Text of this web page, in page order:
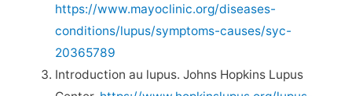
https://www.mayoclinic.org/diseases-
conditions/lupus/symptoms-causes/syc-
20365789
Introduction au lupus. Johns Hopkins Lupus